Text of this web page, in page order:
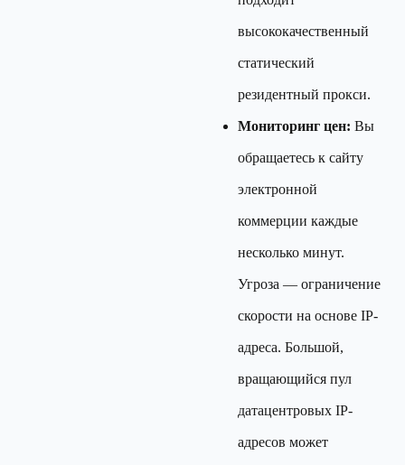
высококачественный
статический
резидентный прокси.
Мониторинг цен: Вы
обращаетесь к сайту
электронной
коммерции каждые
несколько минут.
Угроза — ограничение
скорости на основе IP-
адреса. Большой,
вращающийся пул
датацентровых IP-
адресов может